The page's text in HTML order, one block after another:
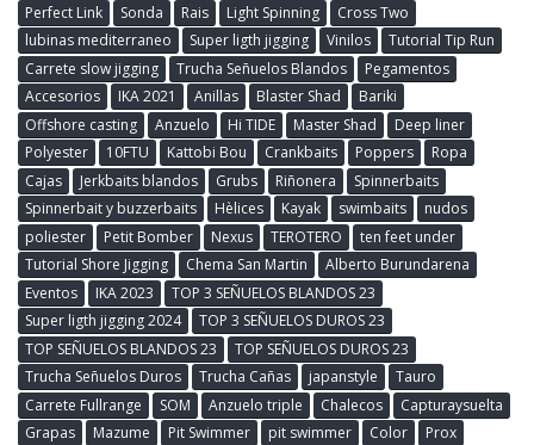
Perfect Link
Sonda Rais Light Spinning
Cross Two
lubinas mediterraneo
Super ligth jigging Vinilos
Tutorial Tip Run
Carrete slow jigging
Trucha Señuelos Blandos
Pegamentos
Accesorios
IKA 2021 Anillas Blaster Shad
Bariki
Offshore casting
Anzuelo Hi TIDE Master Shad
Deep liner
Polyester
10FTU Kattobi Bou Crankbaits Poppers
Ropa
Cajas
Jerkbaits blandos Grubs Riñonera
Spinnerbaits
Spinnerbait y buzzerbaits
Hèlices Kayak swimbaits
nudos
poliester
Petit Bomber Nexus TEROTERO
ten feet under
Tutorial Shore Jigging
Chema San Martin
Alberto Burundarena
Eventos
IKA 2023
TOP 3 SEÑUELOS BLANDOS 23
Super ligth jigging 2024
TOP 3 SEÑUELOS DUROS 23
TOP SEÑUELOS BLANDOS 23
TOP SEÑUELOS DUROS 23
Trucha Señuelos Duros
Trucha Cañas japanstyle
Tauro
Carrete Fullrange
SOM Anzuelo triple Chalecos
Capturaysuelta
Grapas
Mazume Pit Swimmer pit swimmer Color
Prox